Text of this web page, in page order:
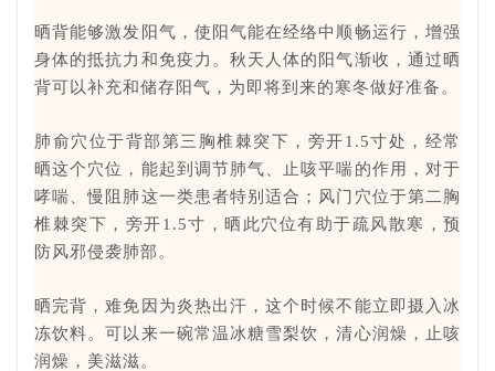
晒背能够激发阳气，使阳气能在经络中顺畅运行，增强
身体的抵抗力和免疫力。秋天人体的阳气渐收，通过晒
背可以补充和储存阳气，为即将到来的寒冬做好准备。
肺俞穴位于背部第三胸椎棘突下，旁开1.5寸处，经常
晒这个穴位，能起到调节肺气、止咳平喘的作用，对于
哮喘、慢阻肺这一类患者特别适合；风门穴位于第二胸
椎棘突下，旁开1.5寸，晒此穴位有助于疏风散寒，预
防风邪侵袭肺部。
晒完背，难免因为炎热出汗，这个时候不能立即摄入冰
冻饮料。可以来一碗常温冰糖雪梨饮，清心润燥，止咳
润燥，美滋滋。